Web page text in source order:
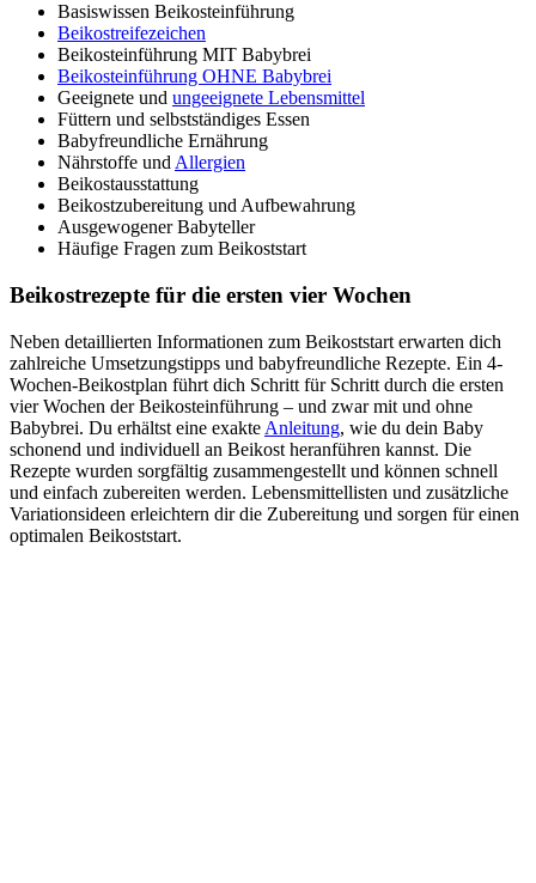
Basiswissen Beikosteinführung
Beikostreifezeichen
Beikosteinführung MIT Babybrei
Beikosteinführung OHNE Babybrei
Geeignete und ungeeignete Lebensmittel
Füttern und selbstständiges Essen
Babyfreundliche Ernährung
Nährstoffe und Allergien
Beikostausstattung
Beikostzubereitung und Aufbewahrung
Ausgewogener Babyteller
Häufige Fragen zum Beikoststart
Beikostrezepte für die ersten vier Wochen
Neben detaillierten Informationen zum Beikoststart erwarten dich
zahlreiche Umsetzungstipps und babyfreundliche Rezepte. Ein 4-
Wochen-Beikostplan führt dich Schritt für Schritt durch die ersten
vier Wochen der Beikosteinführung – und zwar mit und ohne
Babybrei. Du erhältst eine exakte Anleitung, wie du dein Baby
schonend und individuell an Beikost heranführen kannst. Die
Rezepte wurden sorgfältig zusammengestellt und können schnell
und einfach zubereiten werden. Lebensmittellisten und zusätzliche
Variationsideen erleichtern dir die Zubereitung und sorgen für einen
optimalen Beikoststart.